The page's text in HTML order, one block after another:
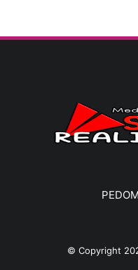
© Copyright